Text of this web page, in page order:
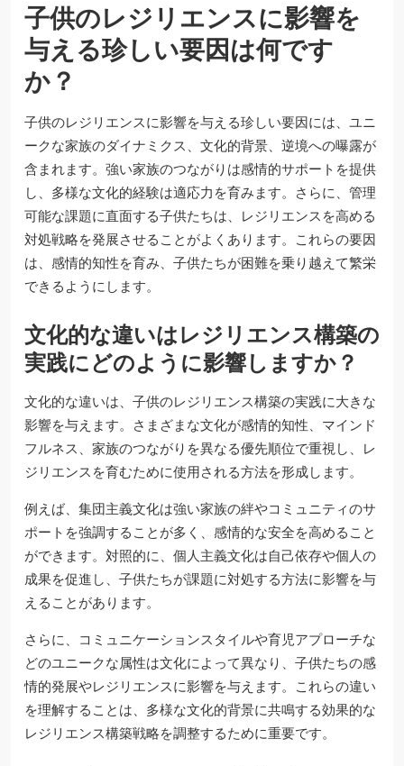
子供のレジリエンスに影響を
与える珍しい要因は何です
か？
子供のレジリエンスに影響を与える珍しい要因には、ユニ
ークな家族のダイナミクス、文化的背景、逆境への曝露が
含まれます。強い家族のつながりは感情的サポートを提供
し、多様な文化的経験は適応力を育みます。さらに、管理
可能な課題に直面する子供たちは、レジリエンスを高める
対処戦略を発展させることがよくあります。これらの要因
は、感情的知性を育み、子供たちが困難を乗り越えて繁栄
できるようにします。
文化的な違いはレジリエンス構築の
実践にどのように影響しますか？
文化的な違いは、子供のレジリエンス構築の実践に大きな
影響を与えます。さまざまな文化が感情的知性、マインド
フルネス、家族のつながりを異なる優先順位で重視し、レ
ジリエンスを育むために使用される方法を形成します。
例えば、集団主義文化は強い家族の絆やコミュニティのサ
ポートを強調することが多く、感情的な安全を高めること
ができます。対照的に、個人主義文化は自己依存や個人の
成果を促進し、子供たちが課題に対処する方法に影響を与
えることがあります。
さらに、コミュニケーションスタイルや育児アプローチな
どのユニークな属性は文化によって異なり、子供たちの感
情的発展やレジリエンスに影響を与えます。これらの違い
を理解することは、多様な文化的背景に共鳴する効果的な
レジリエンス構築戦略を調整するために重要です。